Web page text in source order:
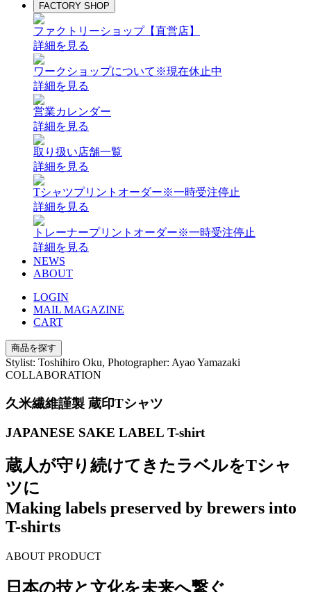
FACTORY SHOP
ファクトリーショップ【直営店】
詳細を見る
ワークショップについて ※現在休止中
詳細を見る
営業カレンダー
詳細を見る
取り扱い店舗一覧
詳細を見る
Tシャツプリントオーダー※一時受注停止
詳細を見る
トレーナープリントオーダー※一時受注停止
詳細を見る
NEWS
ABOUT
LOGIN
MAIL MAGAZINE
CART
商品を探す
Stylist: Toshihiro Oku, Photographer: Ayao Yamazaki
COLLABORATION
久米繊維謹製 蔵印Tシャツ
JAPANESE SAKE LABEL T-shirt
蔵人が守り続けてきたラベルをTシャ
ツに
Making labels preserved by brewers into
T-shirts
ABOUT PRODUCT
日本の技と文化を未来へ繋ぐ